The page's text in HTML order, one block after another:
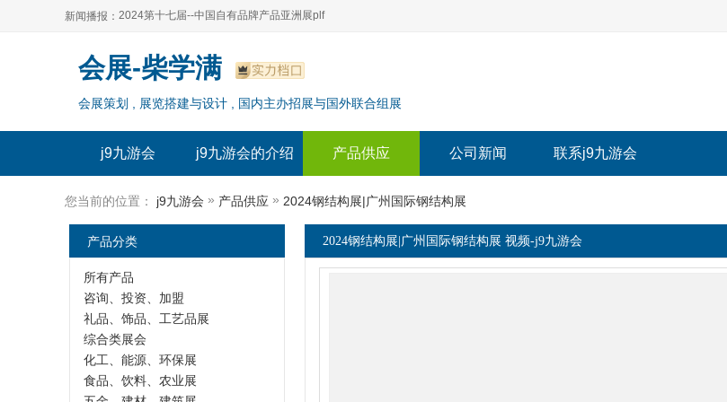
新闻播报：
2024上海自有品牌展--百货展|食品展 零售展|oem展
2024全球自有--品牌产品亚洲展（plf）
2024上海自有品牌展--2024上海oem 贴牌代加工展
2024第十七届--中国自有品牌产品亚洲展plf
2024全球自有--品牌产品亚洲展（plf）
2024年上海--第17届自有品牌展
会展-柴学满
会展策划 , 展览搭建与设计 , 国内主办招展与国外联合组展
j9九游会 j9九游会的介绍 产品供应 公司新闻 联系j9九游会
您当前的位置： j9九游会 » 产品供应 » 2024钢结构展|广州国际钢结构展
2024钢结构展|广州国际钢结构展 视频-j9九游会
产品分类
所有产品
咨询、投资、加盟
礼品、饰品、工艺品展
综合类展会
化工、能源、环保展
食品、饮料、农业展